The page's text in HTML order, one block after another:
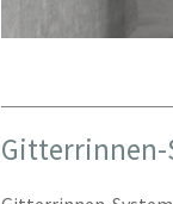
Gitterrinnen-